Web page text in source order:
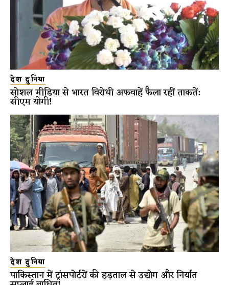
देश दुनिया
सोशल मीडिया से भारत विरोधी अफवाहें फैला रहीं ताकतें:
सीएम योगी!
देश दुनिया
पाकिस्तान में ट्रांसपोर्टरों की हड़ताल से उद्योग और निर्यात